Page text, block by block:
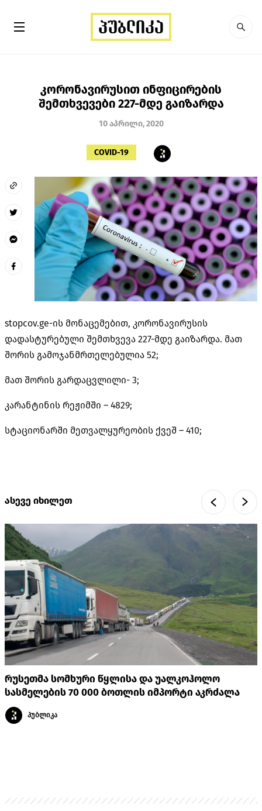
კორონავირუსით ინფიცირების
შემთხვევები 227-მდე გაიზარდა
10 აპრილი, 2020
COVID-19
stopcov.ge-ის მონაცემებით, კორონავირუსის
დადასტურებული შემთხვევა 227-მდე გაიზარდა. მათ
შორის გამოჯანმრთელებულია 52;
მათ შორის გარდაცვლილი- 3;
კარანტინის რეჟიმში – 4829;
სტაციონარში მეთვალყურეობის ქვეშ – 410;
ასევე იხილეთ
რუსეთმა სომხური წყლისა და უალკოჰოლო
სასმელების 70 000 ბოთლის იმპორტი აკრძალა
პუბლიკა